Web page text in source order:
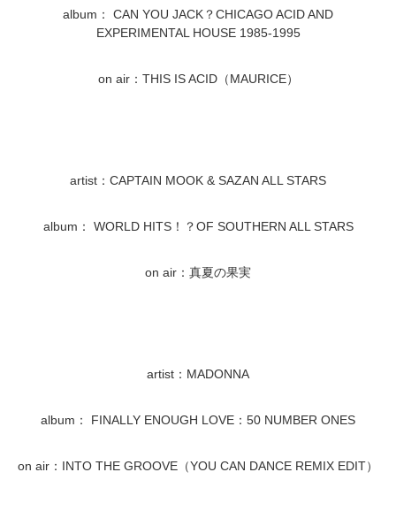
album： CAN YOU JACK？CHICAGO ACID AND
EXPERIMENTAL HOUSE 1985-1995
on air：THIS IS ACID（MAURICE）
artist：CAPTAIN MOOK & SAZAN ALL STARS
album： WORLD HITS！？OF SOUTHERN ALL STARS
on air：真夏の果実
artist：MADONNA
album： FINALLY ENOUGH LOVE：50 NUMBER ONES
on air：INTO THE GROOVE（YOU CAN DANCE REMIX EDIT）